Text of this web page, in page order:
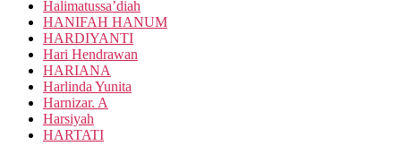
Halimatussa’diah
HANIFAH HANUM
HARDIYANTI
Hari Hendrawan
HARIANA
Harlinda Yunita
Harnizar. A
Harsiyah
HARTATI